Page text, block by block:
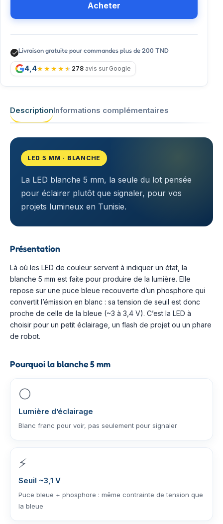
Acheter
Livraison gratuite pour commandes plus de 200 TND
4,4 278 avis sur Google
DescriptionInformations complémentaires
LED 5 MM · BLANCHE
La LED blanche 5 mm, la seule du lot pensée
pour éclairer plutôt que signaler, pour vos
projets lumineux en Tunisie.
Présentation
Là où les LED de couleur servent à indiquer un état, la
blanche 5 mm est faite pour produire de la lumière. Elle
repose sur une puce bleue recouverte d’un phosphore qui
convertit l’émission en blanc : sa tension de seuil est donc
proche de celle de la bleue (~3 à 3,4 V). C’est la LED à
choisir pour un petit éclairage, un flash de projet ou un phare
de robot.
Pourquoi la blanche 5 mm
⚪
Lumière d’éclairage
Blanc franc pour voir, pas seulement pour signaler
⚡
Seuil ~3,1 V
Puce bleue + phosphore : même contrainte de tension que
la bleue